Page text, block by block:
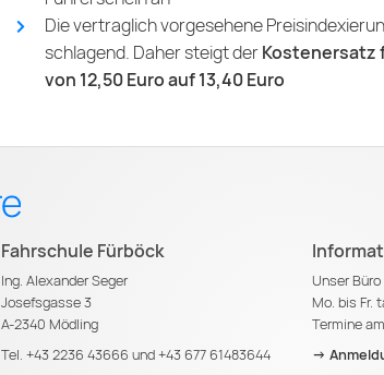
Die vertraglich vorgesehene
schlagend. Daher steigt derKostenersatz
von 12,50 Euro auf 13,40 Euro
Fahrschule Fürböck
Ing. Alexander Seger
Josefsgasse 3
A-2340 Mödling
Tel. +43 2236 43666 und+43 677 61483644
Unser
Mo. bis Fr.
Termine
->